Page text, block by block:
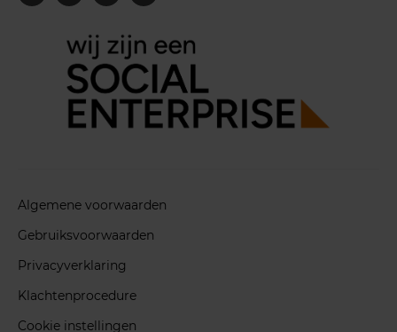
Algemene voorwaarden
Gebruiksvoorwaarden
Privacyverklaring
Klachtenprocedure
Cookie instellingen